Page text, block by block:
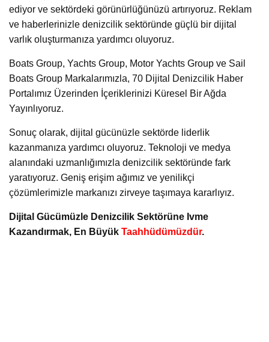
ediyor ve sektördeki görünürlüğünüzü artırıyoruz. Reklam
ve haberlerinizle denizcilik sektöründe güçlü bir dijital
varlık oluşturmanıza yardımcı oluyoruz.
Boats Group, Yachts Group, Motor Yachts Group ve Sail
Boats Group Markalarımızla, 70 Dijital Denizcilik Haber
Portalımız Üzerinden İçeriklerinizi Küresel Bir Ağda
Yayınlıyoruz.
Sonuç olarak, dijital gücünüzle sektörde liderlik
kazanmanıza yardımcı oluyoruz. Teknoloji ve medya
alanındaki uzmanlığımızla denizcilik sektöründe fark
yaratıyoruz. Geniş erişim ağımız ve yenilikçi
çözümlerimizle markanızı zirveye taşımaya kararlıyız.
Dijital Gücümüzle Denizcilik Sektörüne Ivme
Kazandırmak, En Büyük Taahhüdümüzdür.